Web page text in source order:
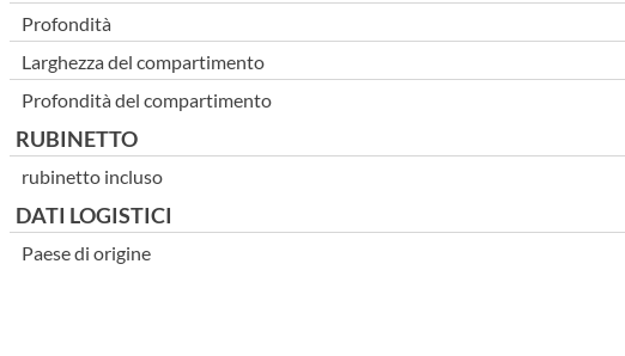
Profondità
Larghezza del compartimento
Profondità del compartimento
RUBINETTO
rubinetto incluso
DATI LOGISTICI
Paese di origine